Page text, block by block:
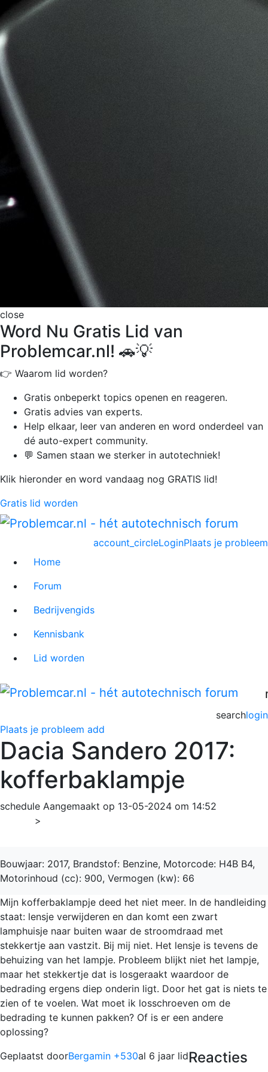
close
Word Nu Gratis Lid van
Problemcar.nl! 🚗💡
👉 Waarom lid worden?
Gratis onbeperkt topics openen en reageren.
Gratis advies van experts.
Help elkaar, leer van anderen en word onderdeel van
dé auto-expert community.
💬 Samen staan we sterker in autotechniek!
Klik hieronder en word vandaag nog GRATIS lid!
Gratis lid worden
Plaats je probleem
account_circleLogin
Home
Forum
Bedrijvengids
Kennisbank
Lid worden
login
search
Plaats je probleem add
Dacia Sandero 2017:
kofferbaklampje
schedule Aangemaakt op 13-05-2024 om 14:52
>
Bouwjaar: 2017, Brandstof: Benzine, Motorcode: H4B B4,
Motorinhoud (cc): 900, Vermogen (kw): 66
Mijn kofferbaklampje deed het niet meer. In de handleiding
staat: lensje verwijderen en dan komt een zwart
lamphuisje naar buiten waar de stroomdraad met
stekkertje aan vastzit. Bij mij niet. Het lensje is tevens de
behuizing van het lampje. Probleem blijkt niet het lampje,
maar het stekkertje dat is losgeraakt waardoor de
bedrading ergens diep onderin ligt. Door het gat is niets te
zien of te voelen. Wat moet ik losschroeven om de
bedrading te kunnen pakken? Of is er een andere
oplossing?
Geplaatst doorBergamin +530al 6 jaar lidReacties